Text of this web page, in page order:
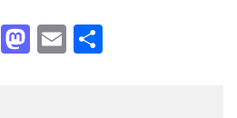
Facebook
Mastodon
Email